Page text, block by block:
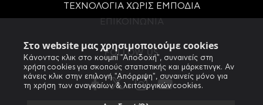
Στο website μας χρησιμοποιούμε cookies
Κάνοντας κλικ στο κουμπί "Αποδοχή", συναινείς στη
χρήση cookies για σκοπούς στατιστικής και μάρκετινγκ. Αν
κάνεις κλικ στην επιλογή "Απόρριψη", συναινείς μόνο για
τη χρήση των αναγκαίων & λειτουργικών cookies.
ΤΕΧΝΟΛΟΓΙΑ ΧΩΡΙΣ ΕΜΠΟΔΙΑ
FOLLOW US